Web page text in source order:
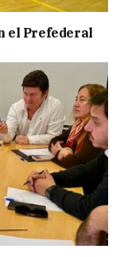
el Prefederal